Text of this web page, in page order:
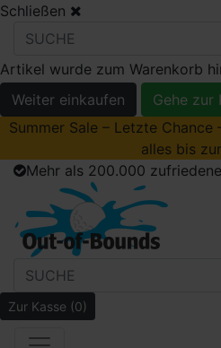
Schließen
Artikel wurde zum Warenkorb
Weiter einkaufen
Gehe zur
Summer Sale – Letzte Chance
alles bis
Mehr als 200.000
Zur Kasse (0)